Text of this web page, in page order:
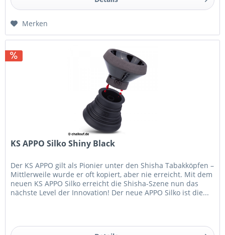
Merken
KS APPO Silko Shiny Black
Der KS APPO gilt als Pionier unter den Shisha Tabakköpfen –
Mittlerweile wurde er oft kopiert, aber nie erreicht. Mit dem
neuen KS APPO Silko erreicht die Shisha-Szene nun das
nächste Level der Innovation! Der neue APPO Silko ist die...